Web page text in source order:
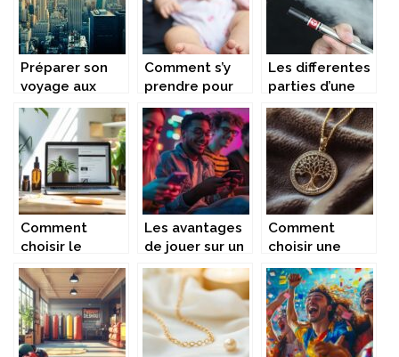
Préparer son
voyage aux
Etats-Unis
Comment s’y
prendre pour
masser bébé?
Les differentes
parties d’une
cigarette
electronique
Comment
choisir le
meilleur site de
vente en ligne
de produits à
base de
chanvre
Les avantages
de jouer sur un
nouveau site
de jeux en ligne
Comment
choisir une
médaille arbre
de vie pour un
cadeau
inoubliable